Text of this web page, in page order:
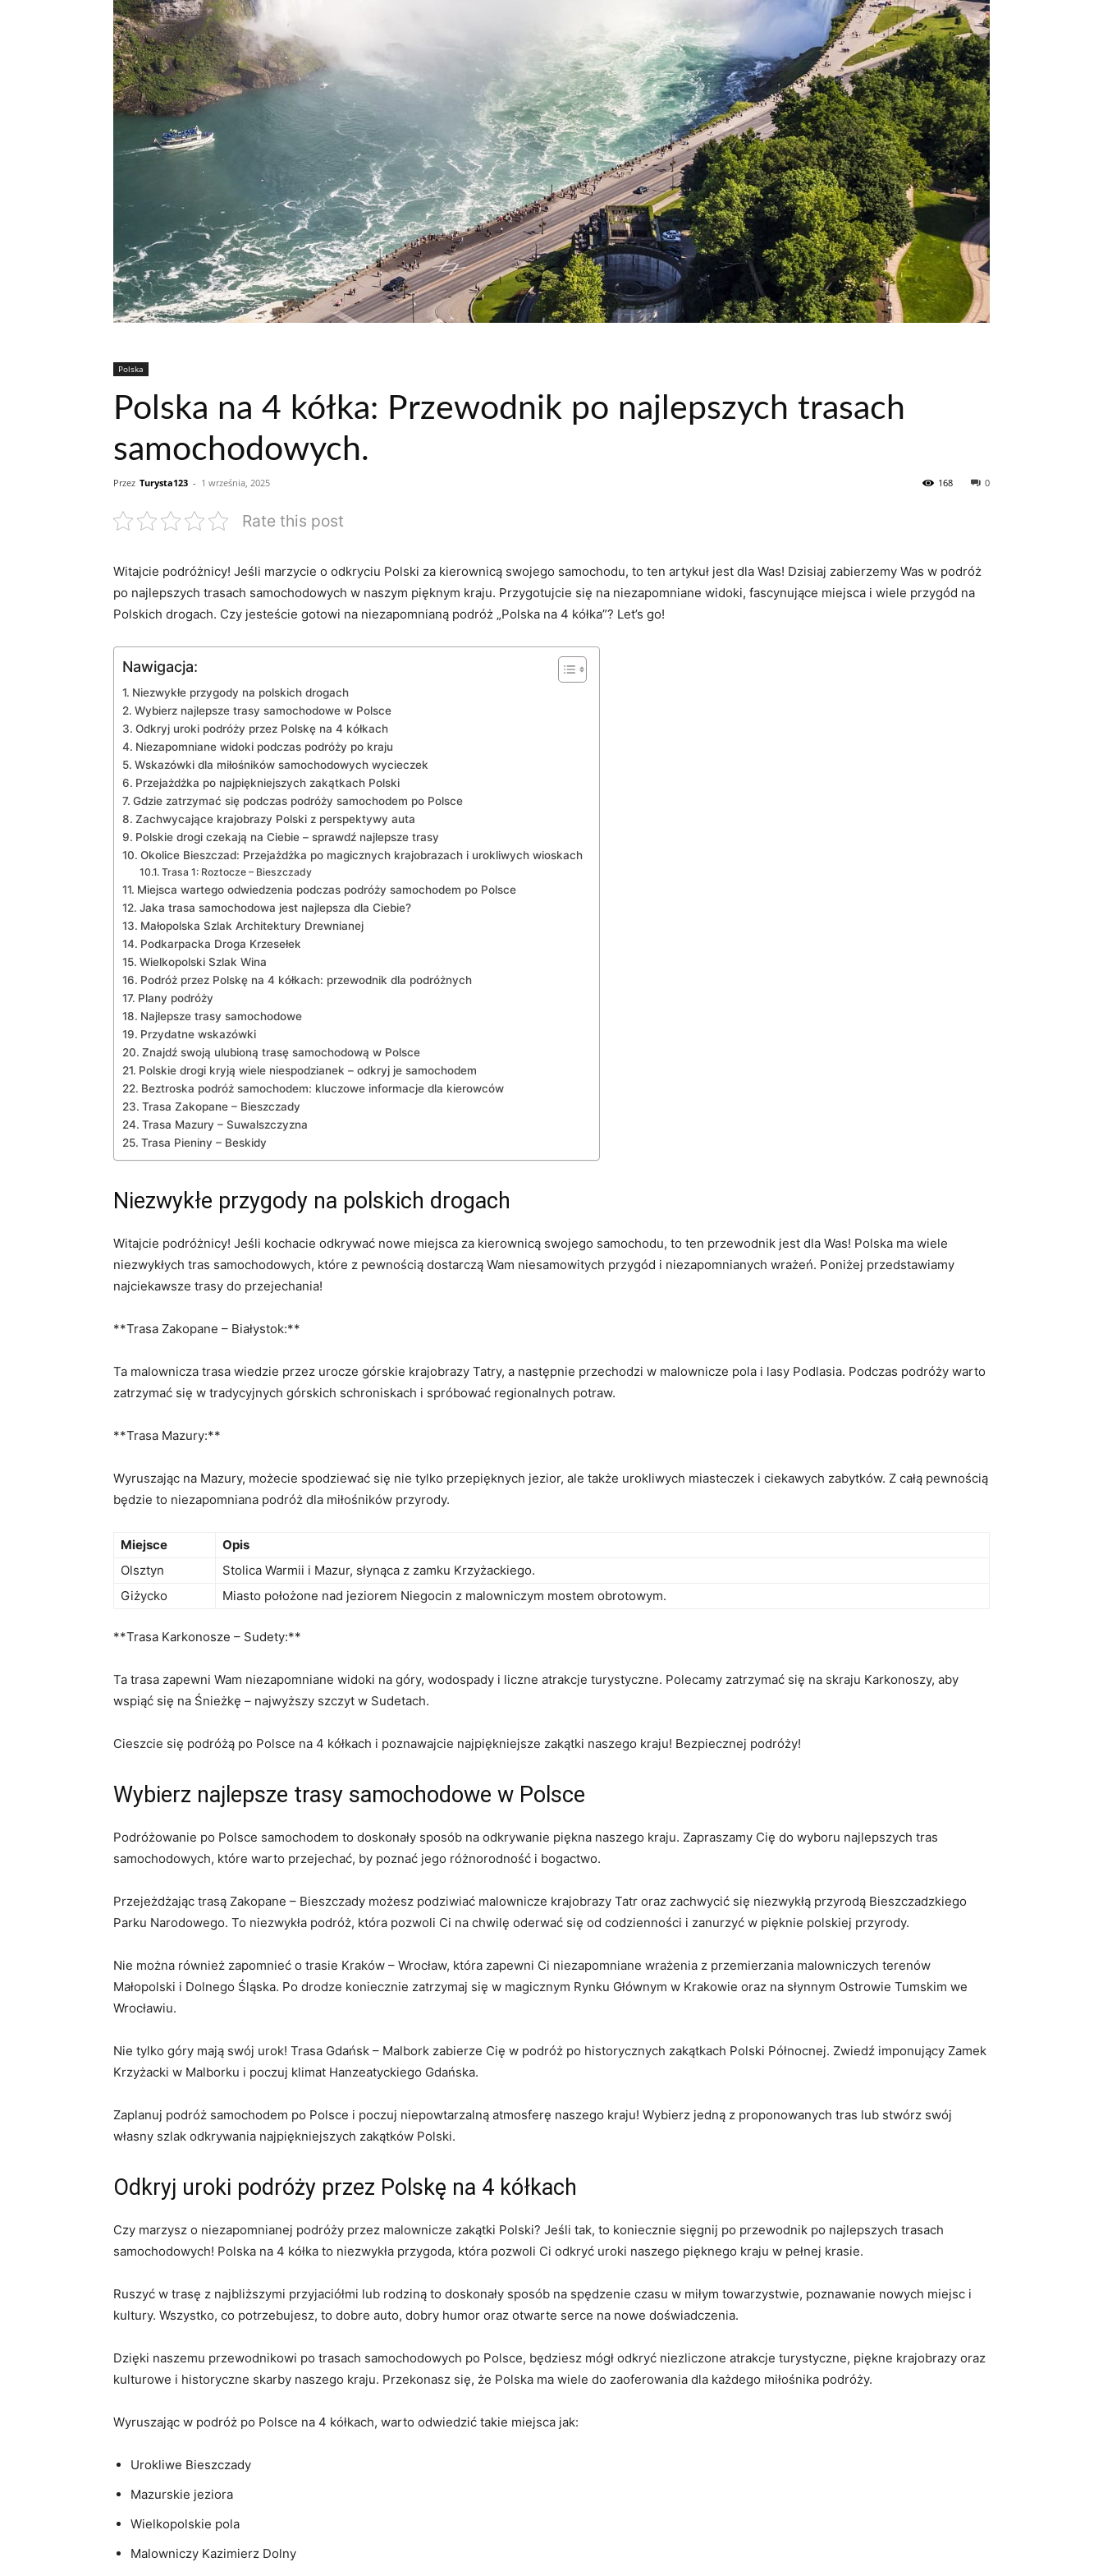
Polska
Polska na 4 kółka: Przewodnik po najlepszych trasach
samochodowych.
Przez Turysta123 - 1 września, 2025 0
168
Rate this post
Witajcie podróżnicy! Jeśli marzycie o odkryciu Polski za kierownicą swojego samochodu, to ten artykuł ⁤jest dla⁤ Was! Dzisiaj zabierzemy Was w podróż
po najlepszych trasach samochodowych w naszym pięknym kraju. Przygotujcie się‍ na niezapomniane widoki, fascynujące miejsca i wiele przygód na
Polskich drogach. Czy jesteście gotowi na niezapomnianą podróż „Polska na ​4 kółka”? Let’s go!
Nawigacja:
Niezwykłe przygody na⁤ polskich drogach
Wybierz ⁣najlepsze trasy samochodowe ⁣w Polsce
Odkryj uroki podróży przez Polskę na 4 kółkach
Niezapomniane widoki podczas podróży ⁢po ⁣kraju
Wskazówki dla miłośników samochodowych wycieczek
Przejażdżka ⁢po najpiękniejszych zakątkach Polski
Gdzie zatrzymać się podczas ⁣podróży samochodem po Polsce
Zachwycające krajobrazy ⁢Polski ⁤z perspektywy auta
Polskie drogi czekają na Ciebie – sprawdź najlepsze trasy
Okolice Bieszczad: Przejażdżka po‌ magicznych krajobrazach i urokliwych wioskach
Trasa 1: Roztocze – Bieszczady
Miejsca wartego odwiedzenia podczas podróży samochodem ⁣po Polsce
Jaka trasa samochodowa jest najlepsza dla ⁤Ciebie?
Małopolska Szlak Architektury Drewnianej
Podkarpacka Droga Krzesełek
Wielkopolski Szlak ‍Wina
Podróż przez Polskę na 4 kółkach: przewodnik dla podróżnych
Plany podróży
Najlepsze trasy samochodowe
Przydatne wskazówki
Znajdź swoją ulubioną trasę samochodową ⁤w Polsce
Polskie drogi kryją wiele niespodzianek – odkryj je samochodem
Beztroska podróż samochodem: kluczowe informacje dla kierowców
Trasa​ Zakopane – Bieszczady
Trasa Mazury – Suwalszczyzna
Trasa Pieniny – Beskidy
Niezwykłe przygody na⁤ polskich drogach
Witajcie podróżnicy!⁢ Jeśli kochacie odkrywać nowe miejsca za kierownicą ‌swojego​ samochodu, to ten przewodnik jest dla Was! ‌Polska ma wiele
niezwykłych tras samochodowych, które z pewnością dostarczą⁢ Wam niesamowitych przygód i niezapomnianych wrażeń. Poniżej przedstawiamy
najciekawsze trasy do ‌przejechania!
**Trasa ​Zakopane – Białystok:**
Ta malownicza trasa wiedzie przez ⁣urocze górskie krajobrazy Tatry, a​ następnie przechodzi w malownicze pola i lasy Podlasia.​ Podczas podróży warto
zatrzymać się w tradycyjnych górskich schroniskach i spróbować regionalnych potraw.
**Trasa Mazury:**
Wyruszając na Mazury, ‍możecie spodziewać się nie tylko przepięknych jezior, ale także urokliwych miasteczek‌ i ciekawych zabytków. Z⁣ całą pewnością
⁢będzie to niezapomniana podróż dla miłośników przyrody.
Miejsce
Opis
Olsztyn
Stolica⁣ Warmii i Mazur, słynąca ​z zamku ⁣Krzyżackiego.
Giżycko
Miasto‍ położone nad jeziorem Niegocin z⁢ malowniczym mostem obrotowym.
**Trasa Karkonosze – Sudety:**
Ta trasa zapewni Wam niezapomniane ⁢widoki na⁤ góry, wodospady i liczne atrakcje turystyczne. Polecamy zatrzymać ‌się na skraju Karkonoszy, aby
wspiąć się na Śnieżkę – najwyższy szczyt ‍w Sudetach.
Cieszcie się podróżą po Polsce na 4 kółkach i poznawajcie najpiękniejsze zakątki naszego kraju! Bezpiecznej podróży!
Wybierz ⁣najlepsze trasy samochodowe ⁣w Polsce
Podróżowanie po Polsce samochodem to doskonały sposób na odkrywanie ⁣piękna naszego ⁤kraju.‍ Zapraszamy Cię do wyboru najlepszych tras
samochodowych, które warto⁣ przejechać, ‌by⁣ poznać jego różnorodność i bogactwo.
Przejeżdżając trasą Zakopane – Bieszczady możesz podziwiać malownicze krajobrazy Tatr oraz zachwycić się niezwykłą przyrodą Bieszczadzkiego
Parku Narodowego. To⁢ niezwykła podróż, która pozwoli Ci na chwilę oderwać się od codzienności i zanurzyć w pięknie polskiej przyrody.
Nie można również zapomnieć o trasie Kraków – Wrocław, ⁢która zapewni Ci niezapomniane‌ wrażenia z przemierzania malowniczych terenów
Małopolski i⁣ Dolnego ⁣Śląska. Po drodze koniecznie zatrzymaj się‌ w magicznym Rynku Głównym w Krakowie oraz na słynnym ⁤Ostrowie Tumskim we
Wrocławiu.
Nie tylko góry mają swój urok! Trasa Gdańsk – Malbork zabierze Cię w podróż po historycznych zakątkach Polski Północnej. Zwiedź imponujący Zamek
Krzyżacki w Malborku ⁢i poczuj klimat Hanzeatyckiego Gdańska.
Zaplanuj podróż‌ samochodem po Polsce i poczuj niepowtarzalną atmosferę naszego kraju! ​Wybierz jedną ⁤z ⁣proponowanych tras lub stwórz swój
własny szlak odkrywania najpiękniejszych zakątków Polski.
Odkryj uroki podróży przez Polskę na 4 kółkach
Czy marzysz o⁢ niezapomnianej ⁢podróży ⁣przez malownicze zakątki Polski? Jeśli tak, to koniecznie sięgnij po przewodnik po najlepszych trasach
samochodowych! Polska na 4⁣ kółka to ⁢niezwykła przygoda, która pozwoli Ci odkryć uroki⁣ naszego pięknego kraju w pełnej krasie.
Ruszyć ⁢w trasę z najbliższymi ‍przyjaciółmi lub rodziną to⁣ doskonały‍ sposób na spędzenie czasu w miłym towarzystwie, poznawanie nowych miejsc i
kultury. Wszystko, co potrzebujesz, to dobre auto, ⁣dobry ⁤humor oraz otwarte serce na nowe doświadczenia.
Dzięki naszemu przewodnikowi po trasach samochodowych ⁤po Polsce, będziesz mógł odkryć niezliczone atrakcje turystyczne, piękne ‍krajobrazy oraz
kulturowe ⁢i⁣ historyczne skarby naszego kraju. Przekonasz się, że Polska ma wiele do zaoferowania dla każdego miłośnika podróży.
Wyruszając w‌ podróż po Polsce na 4 kółkach, warto odwiedzić takie ⁣miejsca jak:
Urokliwe Bieszczady
Mazurskie jeziora
Wielkopolskie⁣ pola
Malowniczy ‌Kazimierz Dolny